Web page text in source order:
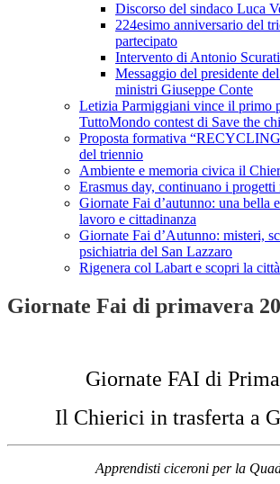
Discorso del sindaco Luca
224esimo anniversario del
partecipato
Intervento di Antonio Scurati
Messaggio del presidente
ministri Giuseppe Conte
Letizia Parmiggiani vince il primo
TuttoMondo contest di Save the
Proposta formativa
del triennio
Ambiente e memoria civica il
Erasmus day, continuano i
Giornate Fai d’autunno: una bella
lavoro e cittadinanza
Giornate Fai d’Autunno: misteri,
psichiatria del San Lazzaro
Rigenera col Labart e scopri la
Giornate Fai di primavera
Giornate FAI di
Il Chierici in trasferta a
Apprendisti ciceroni per la